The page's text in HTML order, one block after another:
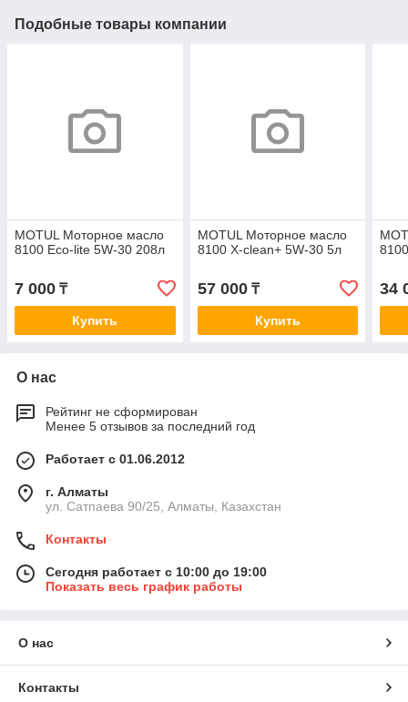
Подобные товары компании
MOTUL Моторное масло
8100 Eco-lite 5W-30 208л
7 000 ₸
Купить
MOTUL Моторное масло
8100 X-clean+ 5W-30 5л
57 000₸
Купить
34
О нас
Рейтинг не сформирован
Менее 5 отзывов за последний год
Работает с 01.06.2012
г. Алматы
ул. Сатпаева 90/25, Алматы, Казахстан
Контакты
Сегодня работает с 10:00 до 19:00
Показать весь график работы
О нас
Контакты